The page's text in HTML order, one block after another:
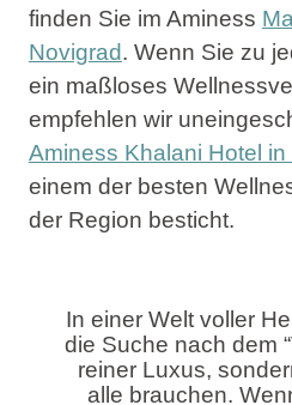
finden Sie im Aminess
Novigrad. Wenn Sie zu
ein maßloses
empfehlen wir
Aminess Khalani Hotel
einem der besten
der Region besticht.
In einer Welt voller
die Suche nach dem
reiner Luxus,
alle brauchen.